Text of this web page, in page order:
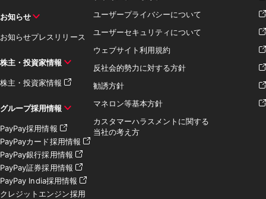
お知らせ
お知らせプレスリリース
株主・投資家情報
株主・投資家情報
グループ採用情報
PayPay採用情報
PayPayカード採用情報
PayPay銀行採用情報
PayPay証券採用情報
PayPay India採用情報
クレジットエンジン採用
ユーザープライバシーについて
ユーザーセキュリティについて
ウェブサイト利用規約
反社会的勢力に対する方針
勧誘方針
マネロン等基本方針
カスタマーハラスメントに関する
当社の考え方